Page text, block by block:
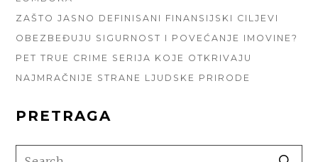
ZAŠTO JASNO DEFINISANI FINANSIJSKI CILJEVI
OBEZBEĐUJU SIGURNOST I POVEĆANJE IMOVINE?
PET TRUE CRIME SERIJA KOJE OTKRIVAJU
NAJMRAČNIJE STRANE LJUDSKE PRIRODE
PRETRAGA
SEARCH